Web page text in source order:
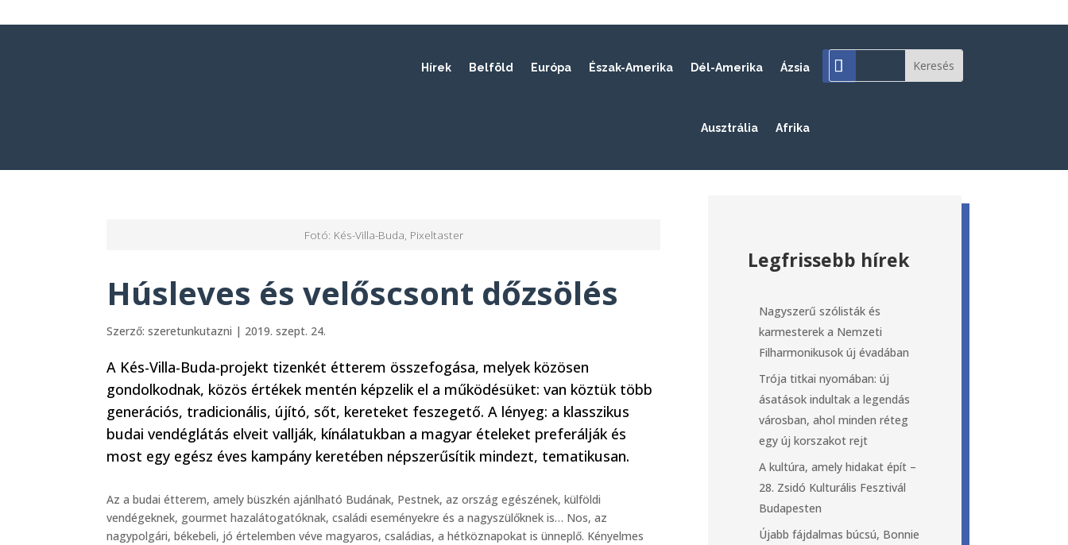
Hírek Belföld Európa Észak-Amerika Dél-Amerika Ázsia
Ausztrália Afrika
Fotó: Kés-Villa-Buda, Pixeltaster
Húsleves és velőscsont dőzsölés
Szerző:szeretunkutazni | 2019. szept. 24.
A Kés-Villa-Buda-projekt tizenkét étterem összefogása, melyek közösen
gondolkodnak, közös értékek mentén képzelik el a működésüket: van köztük több
generációs, tradicionális, újító, sőt, kereteket feszegető. A lényeg: a klasszikus
budai vendéglátás elveit vallják, kínálatukban a magyar ételeket preferálják és
most egy egész éves kampány keretében népszerűsítik mindezt, tematikusan.
Az a budai étterem, amely büszkén ajánlható Budának, Pestnek, az ország egészének, külföldi
vendégeknek, gourmet hazalátogatóknak, családi eseményekre és a nagyszülőknek is… Nos, az
nagypolgári, békebeli, jó értelemben véve magyaros, családias, a hétköznapokat is ünneplő. Kényelmes
Legfrissebb hírek
Nagyszerű szólisták és
karmesterek a Nemzeti
Filharmonikusok új évadában
Trója titkai nyomában: új
ásatások indultak a legendás
városban, ahol minden réteg
egy új korszakot rejt
A kultúra, amely hidakat épít –
28. Zsidó Kulturális Fesztivál
Budapesten
Újabb fájdalmas búcsú, Bonnie